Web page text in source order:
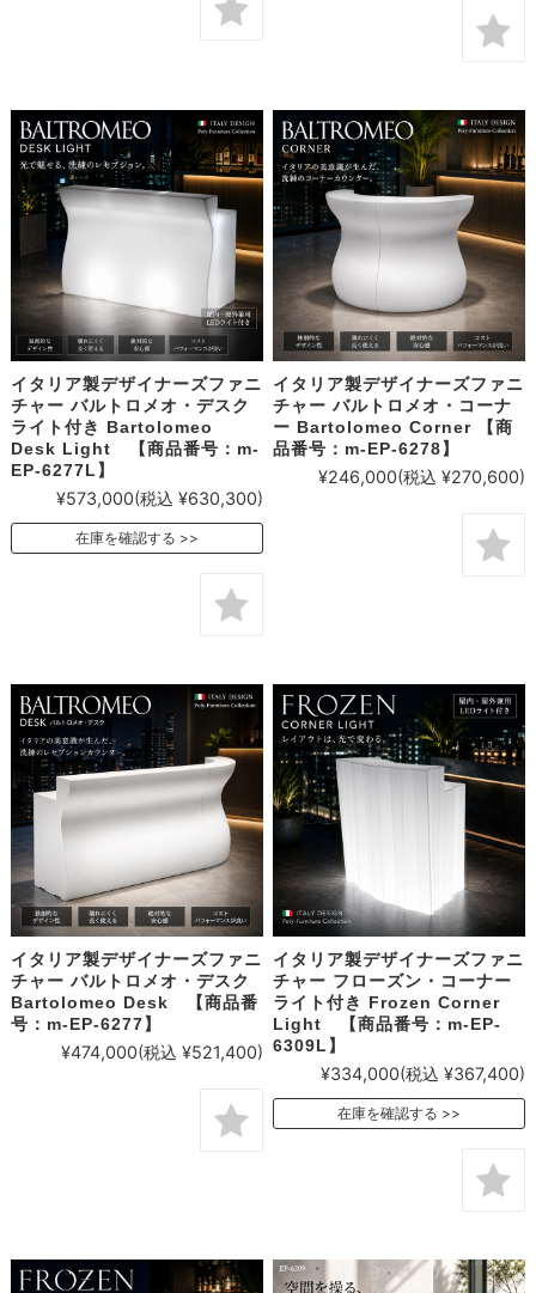
イタリア製デザイナーズファニ
チャー バルトロメオ・デスク
ライト付き Bartolomeo
Desk Light 【商品番号：m-
EP-6277L】
¥573,000(税込 ¥630,300)
在庫を確認する
イタリア製デザイナーズファニ
チャー バルトロメオ・コーナ
ー Bartolomeo Corner 【商
品番号：m-EP-6278】
¥246,000(税込 ¥270,600)
イタリア製デザイナーズファニ
チャー バルトロメオ・デスク
Bartolomeo Desk 【商品番
号：m-EP-6277】
¥474,000(税込 ¥521,400)
イタリア製デザイナーズファニ
チャー フローズン・コーナー
ライト付き Frozen Corner
Light 【商品番号：m-EP-
6309L】
¥334,000(税込 ¥367,400)
在庫を確認する